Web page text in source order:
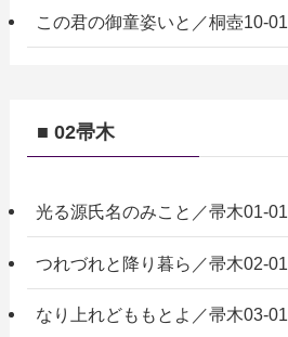
この君の御童姿いと／桐壺10-01
■ 02帚木
光る源氏名のみこと／帚木01-01
つれづれと降り暮ら／帚木02-01
なり上れどももとよ／帚木03-01